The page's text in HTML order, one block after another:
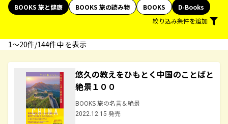
BOOKS 旅と健康
BOOKS 旅の読み物 BOOKS
D-Books
絞り込み条件を追加
1〜20件/144件中 を表示
悠久の教えをひもとく中国のことばと
絶景１００
BOOKS 旅の名言＆絶景
2022.12.15 発売